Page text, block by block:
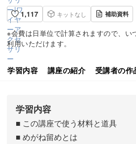
1,117
キットなし 補助資料
※会費は日単位で計算されますので、い
利用いただけます。
学習内容 講座の紹介 受講者の作
学習内容
■ この講座で使う材料と道具
■ めがね留めとは